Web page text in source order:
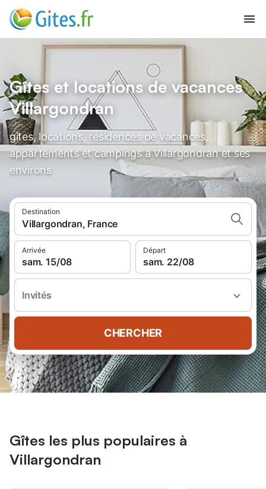
Gîtes et locations de vacances
Villargondran
gîtes, locations, résidences de vacances,
appartements et campings à Villargondran et ses
environs
Destination
Villargondran, France
Arrivée
sam. 15/08
Départ
sam. 22/08
Invités
CHERCHER
Gîtes les plus populaires à
Villargondran